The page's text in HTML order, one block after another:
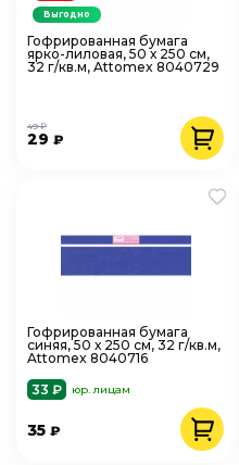
Гофрированная бумага
ярко-лиловая, 50 х 250 см,
32 г/кв.м, Attomex 8040729
29 ₽
49 ₽
Выгодно
Гофрированная бумага
синяя, 50 х 250 см, 32 г/кв.м,
Attomex 8040716
33 ₽
юр. лицам
35 ₽